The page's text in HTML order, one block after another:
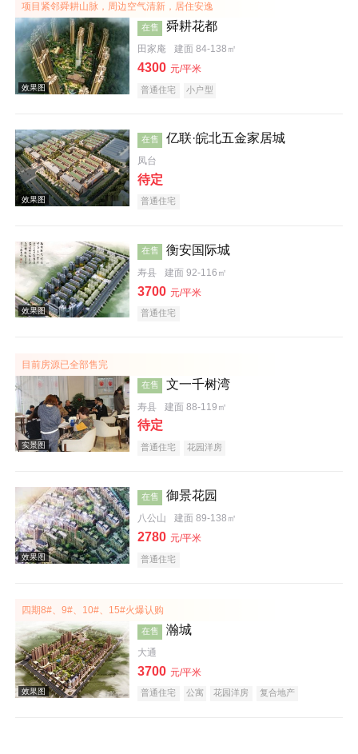
效果图
效果图
效果图
效果图
项目紧邻舜耕山脉，周边空气清新，居住安逸
效果图
在售 舜耕花都
田家庵 建面 84-138㎡
4300 元/平米
普通住宅 小户型
在售 亿联·皖北五金家居城
凤台
待定
普通住宅
在售 衡安国际城
寿县 建面 92-116㎡
3700 元/平米
普通住宅
目前房源已全部售完
在售 文一千树湾
寿县 建面 88-119㎡
待定
普通住宅 花园洋房
在售 御景花园
八公山 建面 89-138㎡
2780 元/平米
普通住宅
四期8#、9#、10#、15#火爆认购
在售 瀚城
大通
3700 元/平米
普通住宅 公寓 花园洋房 复合地产